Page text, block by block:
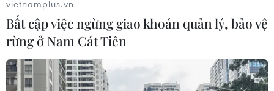
vietnamplus.vn
Bất cập việc ngừng giao khoán quản lý, bảo vệ
rừng ở Nam Cát Tiên